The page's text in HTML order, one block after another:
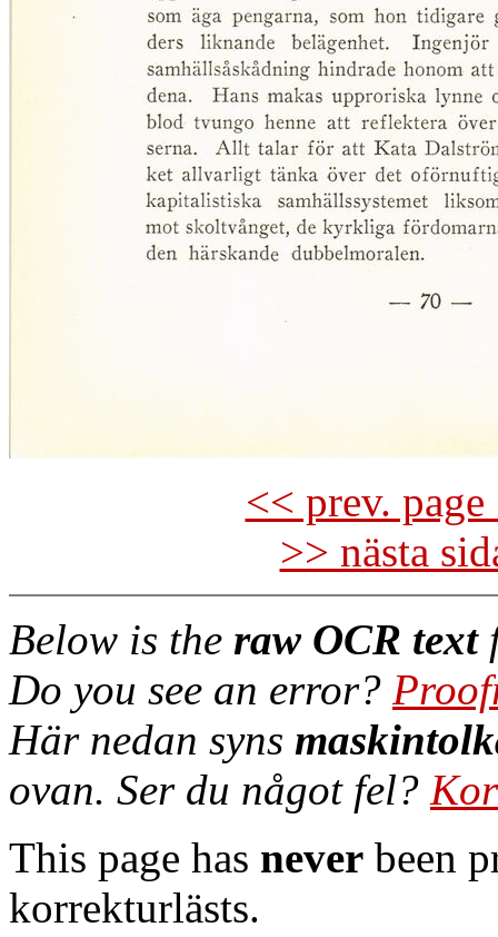
<< prev.
>> nästa
Below is the raw OCR text
Do you see an error?
Här nedan syns
ovan. Ser du något fel?
This page has never been
korrekturlästs.